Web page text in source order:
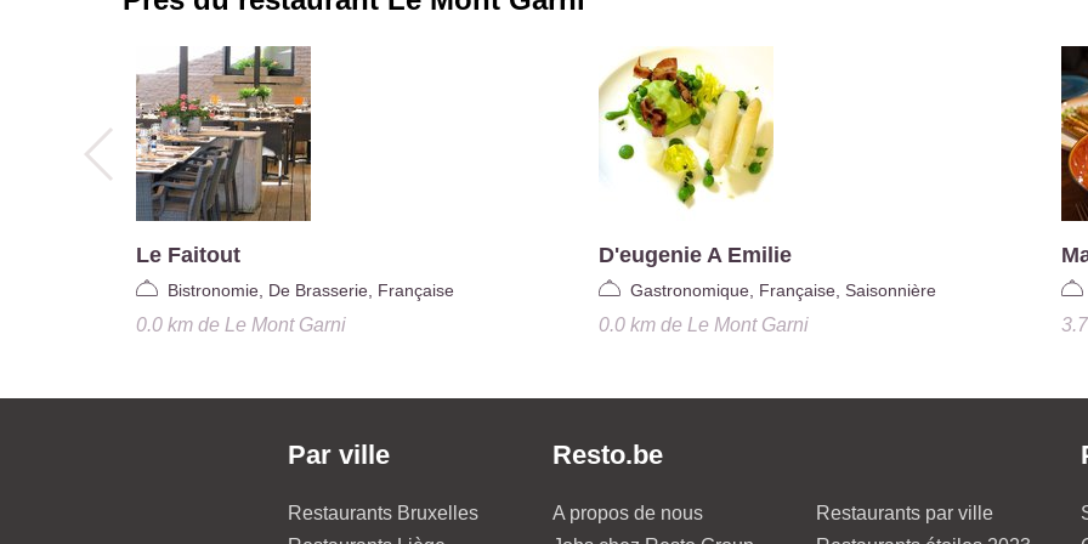
Le Faitout
Bistronomie, De Brasserie, Française
0.0 kmde Le Mont Garni
D'eugenie A Emilie
Gastronomique, Française, Saisonnière
0.0 kmde Le Mont Garni
Par ville
Restaurants Bruxelles
Resto.be
A propos de nous
Restaurants par ville